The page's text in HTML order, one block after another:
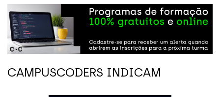
CAMPUSCODERS INDICAM